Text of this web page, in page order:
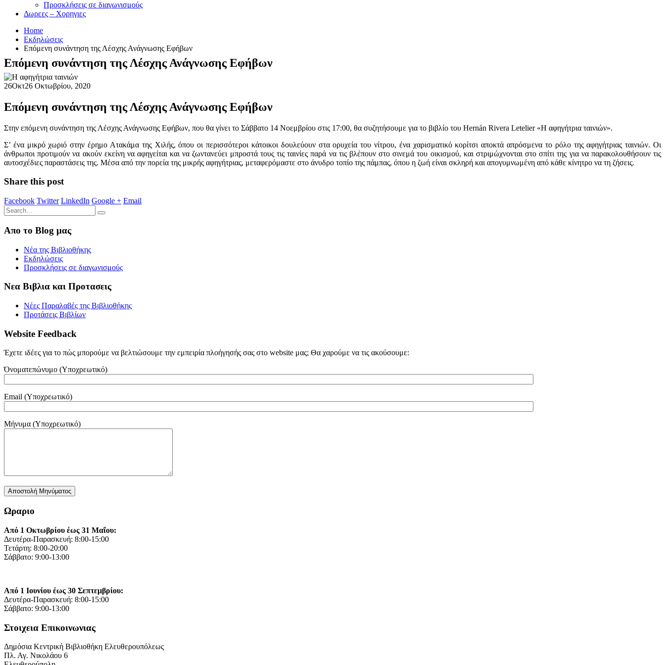
Προσκλήσεις σε διαγωνισμούς
Δωρεες – Χορηγιες
Home
Εκδηλώσεις
Επόμενη συνάντηση της Λέσχης Ανάγνωσης Εφήβων
Επόμενη συνάντηση της Λέσχης Ανάγνωσης Εφήβων
26Οκτ26 Οκτωβρίου, 2020
Επόμενη συνάντηση της Λέσχης Ανάγνωσης Εφήβων
Στην επόμενη συνάντηση της Λέσχης Ανάγνωσης Εφήβων, που θα γίνει το Σάββατο 14 Νοεμβρίου στις 17:00, θα συζητήσουμε για το βιβλίο του Hernán Rivera Letelier«Η αφηγήτρια ταινιών».
Σ’ ένα μικρό χωριό στην έρημο Ατακάμα της Χιλής, όπου οι περισσότεροι κάτοικοι δουλεύουν στα ορυχεία του νίτρου, ένα χαρισματικό κορίτσι αποκτά απρόσμενα το ρόλο της αφηγήτριας ταινιών. Οι
άνθρωποι προτιμούν να ακούν εκείνη να αφηγείται και να ζωντανεύει μπροστά τους τις ταινίες παρά να τις βλέπουν στο σινεμά του οικισμού, και στριμώχνονται στο σπίτι της για να παρακολουθήσουν τις
αυτοσχέδιες παραστάσεις της. Μέσα από την πορεία της μικρής αφηγήτριας, μεταφερόμαστε στο άνυδρο τοπίο της πάμπας, όπου η ζωή είναι σκληρή και απογυμνωμένη από κάθε κίνητρο να τη ζήσεις.
Share this post
Facebook Twitter LinkedIn Google + Email
Απο το Blog μας
Νέα της Βιβλιοθήκης
Εκδηλώσεις
Προσκλήσεις σε διαγωνισμούς
Νεα Βιβλια και Προτασεις
Νέες Παραλαβές της Βιβλιοθήκης
Προτάσεις Βιβλίων
Website Feedback
Έχετε ιδέες για το πώς μπορούμε να βελτιώσουμε την εμπειρία πλοήγησής σας στο website μας; Θα χαρούμε να τις ακούσουμε:
Όνοματεπώνυμο (Υποχρεωτικό)
Email (Υποχρεωτικό)
Μήνυμα (Υποχρεωτικό)
Ωραριο
Από 1 Οκτωβρίου έως 31 Μαΐου:
Δευτέρα-Παρασκευή: 8:00-15:00
Τετάρτη: 8:00-20:00
Σάββατο: 9:00-13:00
Από 1 Ιουνίου έως 30 Σεπτεμβρίου:
Δευτέρα-Παρασκευή: 8:00-15:00
Σάββατο: 9:00-13:00
Στοιχεια Επικοινωνιας
Δημόσια Κεντρική Βιβλιοθήκη Ελευθερουπόλεως
Πλ. Αγ. Νικολάου 6